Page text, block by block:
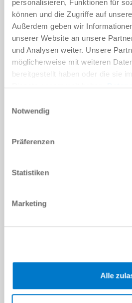
personalisieren, Funktionen für
können und die Zugriffe auf
Außerdem geben wir
unserer Website an unsere
und Analysen weiter. Unsere
möglicherweise mit weiteren
bereitgestellt haben oder die sie
Notwendig
Präferenzen
Statistiken
Marketing
Alle
INSTALLATION SIZE: ZOC35X110
55